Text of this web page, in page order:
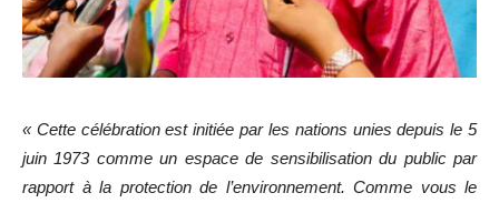
« Cette célébration est initiée par les nations unies depuis le 5
juin 1973 comme un espace de sensibilisation du public par
rapport à la protection de l’environnement. Comme vous le